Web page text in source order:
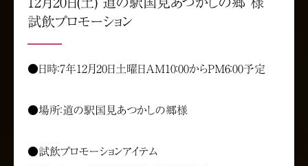
試飲プロモーション
●日時：7年12月20日土曜日AM10：00からPM6：00予定
●場所：道の駅国見あつかしの郷様
●試飲プロモーションアイテム